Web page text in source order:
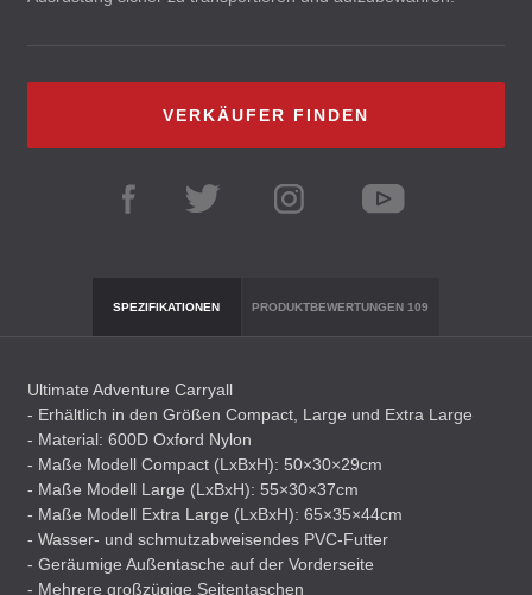
VERKÄUFER FINDEN
SPEZIFIKATIONEN PRODUKTBEWERTUNGEN109
Ultimate Adventure Carryall
- Erhältlich in den Größen Compact, Large und Extra Large
- Material: 600D Oxford Nylon
- Maße Modell Compact (LxBxH): 50×30×29cm
- Maße Modell Large (LxBxH): 55×30×37cm
- Maße Modell Extra Large (LxBxH): 65×35×44cm
- Wasser- und schmutzabweisendes PVC-Futter
- Geräumige Außentasche auf der Vorderseite
- Mehrere großzügige Seitentaschen